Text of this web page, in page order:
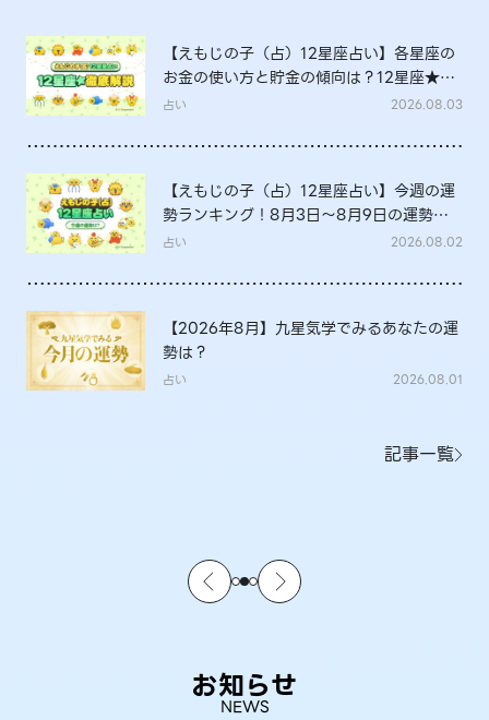
【えもじの子（占）12星座占い】各星座の
お金の使い方と貯金の傾向は？12星座★徹
底解説
占い 2026.08.03
【えもじの子（占）12星座占い】今週の運
勢ランキング！8月3日～8月9日の運勢
は？
占い 2026.08.02
【2026年8月】九星気学でみるあなたの運
勢は？
占い 2026.08.01
記事一覧
お知らせ
NEWS